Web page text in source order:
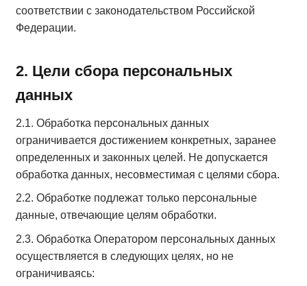
соответствии с законодательством Российской
Федерации.
2. Цели сбора персональных
данных
2.1. Обработка персональных данных
ограничивается достижением конкретных, заранее
определенных и законных целей. Не допускается
обработка данных, несовместимая с целями сбора.
2.2. Обработке подлежат только персональные
данные, отвечающие целям обработки.
2.3. Обработка Оператором персональных данных
осуществляется в следующих целях, но не
ограничиваясь: